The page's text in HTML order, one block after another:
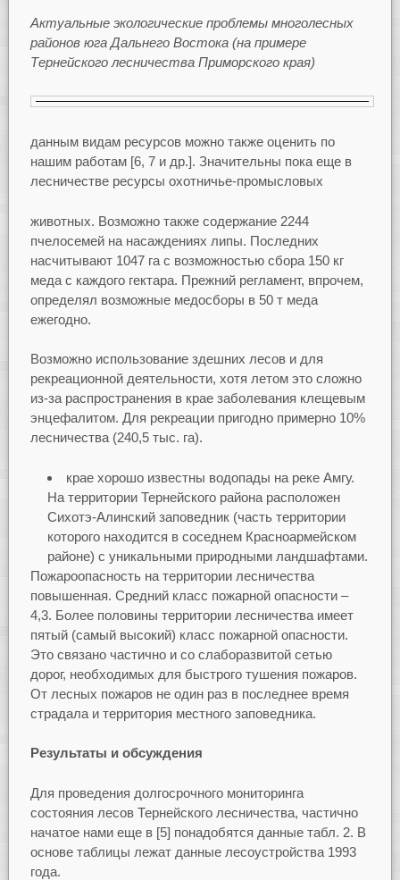
Актуальные экологические проблемы многолесных
районов юга Дальнего Востока (на примере
Тернейского лесничества Приморского края)
данным видам ресурсов можно также оценить по
нашим работам [6, 7 и др.]. Значительны пока еще в
лесничестве ресурсы охотничье-промысловых
животных. Возможно также содержание 2244
пчелосемей на насаждениях липы. Последних
насчитывают 1047 га с возможностью сбора 150 кг
меда с каждого гектара. Прежний регламент, впрочем,
определял возможные медосборы в 50 т меда
ежегодно.
Возможно использование здешних лесов и для
рекреационной деятельности, хотя летом это сложно
из-за распространения в крае заболевания клещевым
энцефалитом. Для рекреации пригодно примерно 10%
лесничества (240,5 тыс. га).
крае хорошо известны водопады на реке Амгу.
На территории Тернейского района расположен
Сихотэ-Алинский заповедник (часть территории
которого находится в соседнем Красноармейском
районе) с уникальными природными ландшафтами.
Пожароопасность на территории лесничества
повышенная. Средний класс пожарной опасности –
4,3. Более половины территории лесничества имеет
пятый (самый высокий) класс пожарной опасности.
Это связано частично и со слаборазвитой сетью
дорог, необходимых для быстрого тушения пожаров.
От лесных пожаров не один раз в последнее время
страдала и территория местного заповедника.
Результаты и обсуждения
Для проведения долгосрочного мониторинга
состояния лесов Тернейского лесничества, частично
начатое нами еще в [5] понадобятся данные табл. 2. В
основе таблицы лежат данные лесоустройства 1993
года.